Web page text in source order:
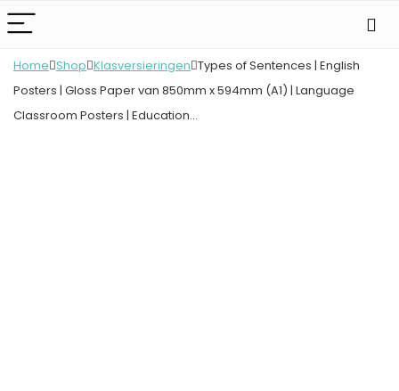
Home Shop Klasversieringen Types of Sentences | English
Posters | Gloss Paper van 850mm x 594mm (A1) | Language
Classroom Posters | Education…